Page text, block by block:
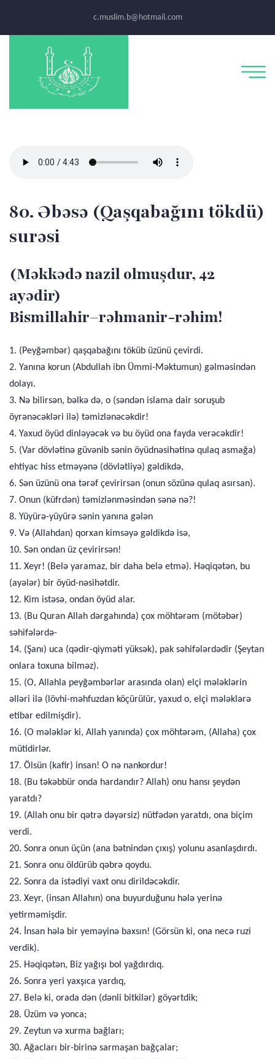
c.muslim.b@hotmail.com
80. Əbəsə (Qaşqabağını tökdü)
surəsi
(Məkkədə nazil olmuşdur, 42
ayədir)
Bismillahir–rəhmanir-rəhim!
1. (Peyğəmbər) qaşqabağını töküb üzünü çevirdi.
2. Yanına korun (Abdullah ibn Ümmi-Məktumun) gəlməsindən
dolayı.
3. Nə bilirsən, bəlkə də, o (səndən islama dair soruşub
öyrənəcəkləri ilə) təmizlənəcəkdir!
4. Yaxud öyüd dinləyəcək və bu öyüd ona fayda verəcəkdir!
5. (Var dövlətinə güvənib sənin öyüdnəsihətinə qulaq asmağa)
ehtiyac hiss etməyənə (dövlətliyə) gəldikdə,
6. Sən üzünü ona tərəf çevirirsən (onun sözünə qulaq asırsan).
7. Onun (küfrdən) təmizlənməsindən sənə nə?!
8. Yüyürə-yüyürə sənin yanına gələn
9. Və (Allahdan) qorxan kimsəyə gəldikdə isə,
10. Sən ondan üz çevirirsən!
11. Xeyr! (Belə yaramaz, bir daha belə etmə). Həqiqətən, bu
(ayələr) bir öyüd-nəsihətdir.
12. Kim istəsə, ondan öyüd alar.
13. (Bu Quran Allah dərgahında) çox möhtərəm (mötəbər)
səhifələrdə-
14. (Şanı) uca (qədir-qiyməti yüksək), pak səhifələrdədir (Şeytan
onlara toxuna bilməz).
15. (O, Allahla peyğəmbərlər arasında olan) elçi mələklərin
əlləri ilə (lövhi-məhfuzdan köçürülür, yaxud o, elçi mələklərə
etibar edilmişdir).
16. (O mələklər ki, Allah yanında) çox möhtərəm, (Allaha) çox
mütidirlər.
17. Ölsün (kafir) insan! O nə nankordur!
18. (Bu təkəbbür onda hardandır? Allah) onu hansı şeydən
yaratdı?
19. (Allah onu bir qətrə dəyərsiz) nütfədən yaratdı, ona biçim
verdi.
20. Sonra onun üçün (ana bətnindən çıxış) yolunu asanlaşdırdı.
21. Sonra onu öldürüb qəbrə qoydu.
22. Sonra da istədiyi vaxt onu dirildəcəkdir.
23. Xeyr, (insan Allahın) ona buyurduğunu hələ yerinə
yetirməmişdir.
24. İnsan hələ bir yeməyinə baxsın! (Görsün ki, ona necə ruzi
verdik).
25. Həqiqətən, Biz yağışı bol yağdırdıq.
26. Sonra yeri yaxşıca yardıq,
27. Belə ki, orada dən (dənli bitkilər) göyərtdik;
28. Üzüm və yonca;
29. Zeytun və xurma bağları;
30. Ağacları bir-birinə sarmaşan bağçalar;